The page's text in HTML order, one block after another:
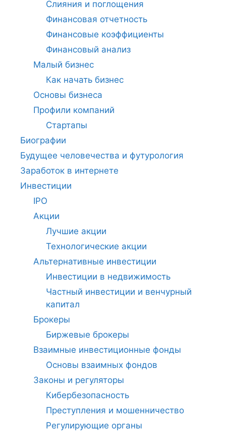
Слияния и поглощения
Финансовая отчетность
Финансовые коэффициенты
Финансовый анализ
Малый бизнес
Как начать бизнес
Основы бизнеса
Профили компаний
Стартапы
Биографии
Будущее человечества и футурология
Заработок в интернете
Инвестиции
IPO
Акции
Лучшие акции
Технологические акции
Альтернативные инвестиции
Инвестиции в недвижимость
Частный инвестиции и венчурный
капитал
Брокеры
Биржевые брокеры
Взаимные инвестиционные фонды
Основы взаимных фондов
Законы и регуляторы
Кибербезопасность
Преступления и мошенничество
Регулирующие органы